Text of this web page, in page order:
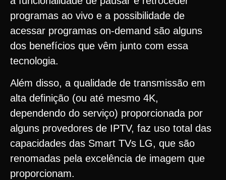
programas ao vivo e a possibilidade de
acessar programas on-demand são alguns
dos benefícios que vêm junto com essa
tecnologia.
Além disso, a qualidade de transmissão em
alta definição (ou até mesmo 4K,
dependendo do serviço) proporcionada por
alguns provedores de IPTV, faz uso total das
capacidades das Smart TVs LG, que são
renomadas pela excelência de imagem que
proporcionam.